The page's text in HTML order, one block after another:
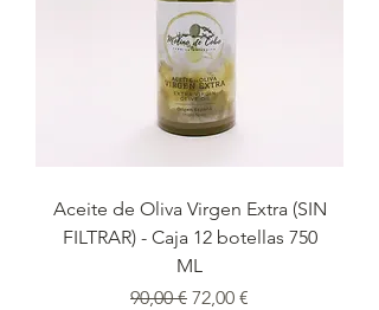
Aceite de Oliva Virgen Extra (SIN
FILTRAR) - Caja 12 botellas 750
ML
Precio
90,00 € Precio de oferta
72,00 €